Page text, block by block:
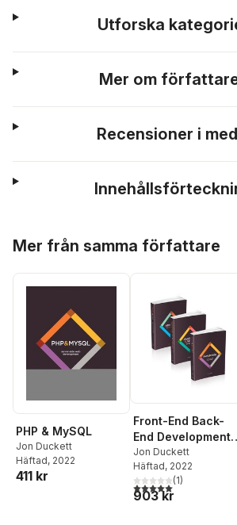
Utforska
Mer om
Recensioner i
Mer från samma författare
PHP & MySQL
Jon Duckett
Häftad, 2022
411 kr
Front-End Back-
End Development
with HTML, CSS,
JavaScript, jQuery,
PHP, and MySQL
Jon Duckett
Häftad, 2022
5,0utav 5 stjärnor.
(1)
903 kr